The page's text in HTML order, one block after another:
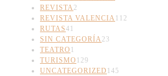
REVISTA 2
REVISTA VALENCIA 112
RUTAS41
SIN CATEGORÍA 23
TEATRO 1
TURISMO 129
UNCATEGORIZED 145